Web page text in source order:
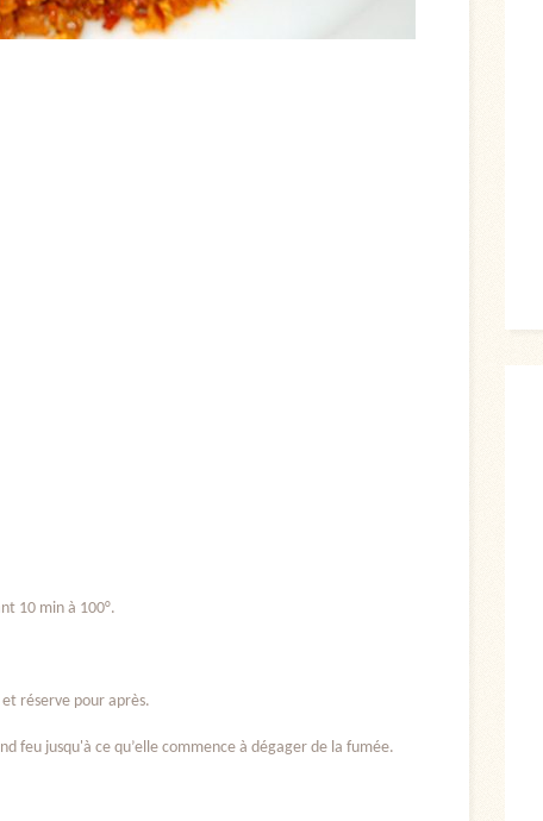
10 min à 100°.
réserve pour après.
feu jusqu'à ce qu’elle commence à dégager de la fumée.